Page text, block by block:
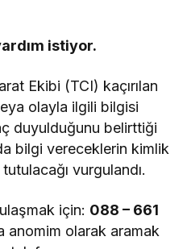
istiyor.
Ekibi (TCI) kaçırılan
olayla ilgili bilgisi
duyulduğunu belirttiği
bilgi vereceklerin kimlik
vurgulandı.
için: 088 – 661
anomim olarak aramak